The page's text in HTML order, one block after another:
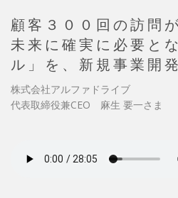
顧客３００回の訪問
未来に確実に必要と
ル」を、新規事業開
株式会社アルファドライブ
代表取締役兼CEO 麻生 要一さま